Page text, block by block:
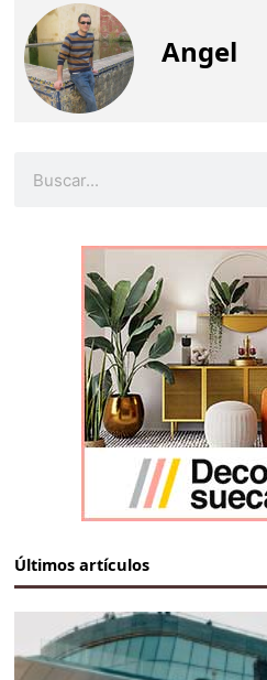
Angel
Últimos artículos